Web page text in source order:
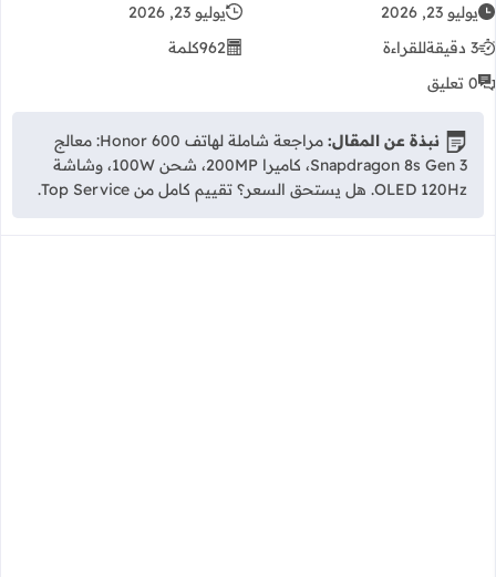
يوليو 23, 2026
يوليو 23, 2026
3 دقيقة
للقراءة 962كلمة
0 تعليق
نبذة عن المقال:
مراجعة شاملة لهاتف Honor 600: معالج
Snapdragon 8s Gen 3، كاميرا 200MP، شحن 100W، وشاشة
OLED 120Hz. هل يستحق السعر؟ تقييم كامل من Top Service.